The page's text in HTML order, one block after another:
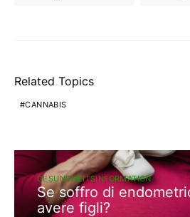
Related Topics
CANNABIS
GESUNDHEITSINFORMATION
Se soffro di
avere figli?